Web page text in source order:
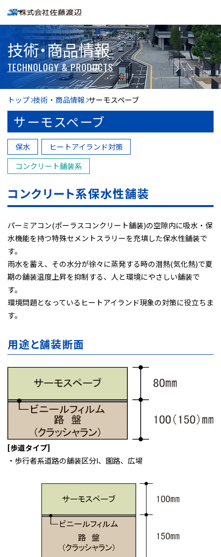
技術・商品情報
TECHNOLOGY & PRODUCTS
トップ 技術・商品情報 サーモスペーブ
サーモスペーブ
保水
ヒートアイランド対策
コンクリート舗装系
コンクリート系保水性舗装
パーミアコン(ポーラスコンクリート舗装)の空隙内に吸水・保
水機能を持つ特殊セメントスラリーを充填した保水性舗装で
す。
雨水を蓄え、その水分が徐々に蒸発する時の潜熱(気化熱)で夏
期の舗装温度上昇を抑制する、人と環境にやさしい舗装で
す。
環境問題となっているヒートアイランド現象の対策に役立ちま
す。
用途と舗装断面
[歩道タイプ]
・歩行者系道路の舗装区分Ⅰ、園路、広場